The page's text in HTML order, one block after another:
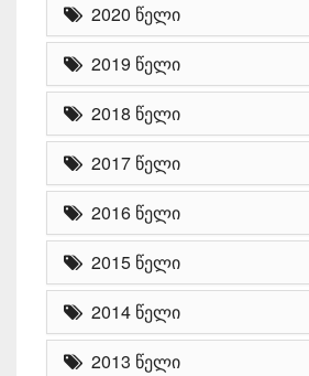
2020 წელი
2019 წელი
2018 წელი
2017 წელი
2016 წელი
2015 წელი
2014 წელი
2013 წელი